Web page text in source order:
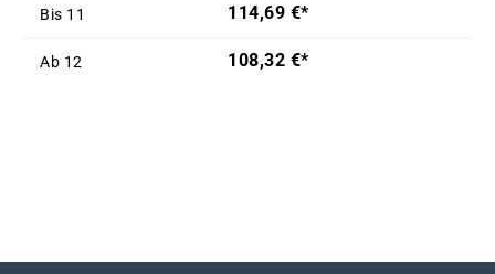
Bis 11 114,69 €*
Ab 12 108,32 €*